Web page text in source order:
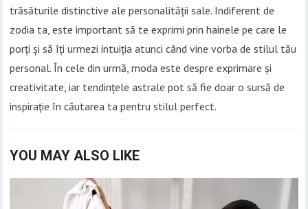
trăsăturile distinctive ale personalității sale. Indiferent de
zodia ta, este important să te exprimi prin hainele pe care le
porți și să îți urmezi intuiția atunci când vine vorba de stilul tău
personal. În cele din urmă, moda este despre exprimare și
creativitate, iar tendințele astrale pot să fie doar o sursă de
inspirație în căutarea ta pentru stilul perfect.
YOU MAY ALSO LIKE